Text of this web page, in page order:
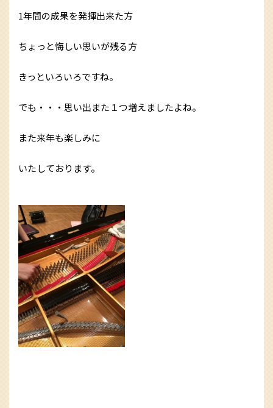
1年間の成果を発揮出来た方
ちょっと悔しい思いが残る方
きっといろいろですね。
でも・・・思い出また１つ増えましたよね。
また来年も楽しみに
いたしております。